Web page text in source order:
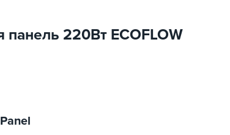
панель 220Вт ECOFLOW